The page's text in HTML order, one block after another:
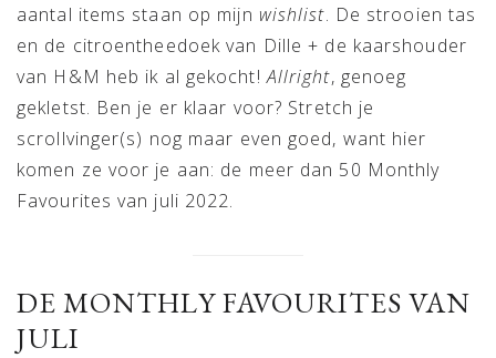
aantal items staan op mijn wishlist. De strooien tas
en de citroentheedoek van Dille + de kaarshouder
van H&M heb ik al gekocht!Allright, genoeg
gekletst. Ben je er klaar voor? Stretch je
scrollvinger(s) nog maar even goed, want hier
komen ze voor je aan: de meer dan 50 Monthly
Favourites van juli 2022.
DE MONTHLY FAVOURITES VAN
JULI